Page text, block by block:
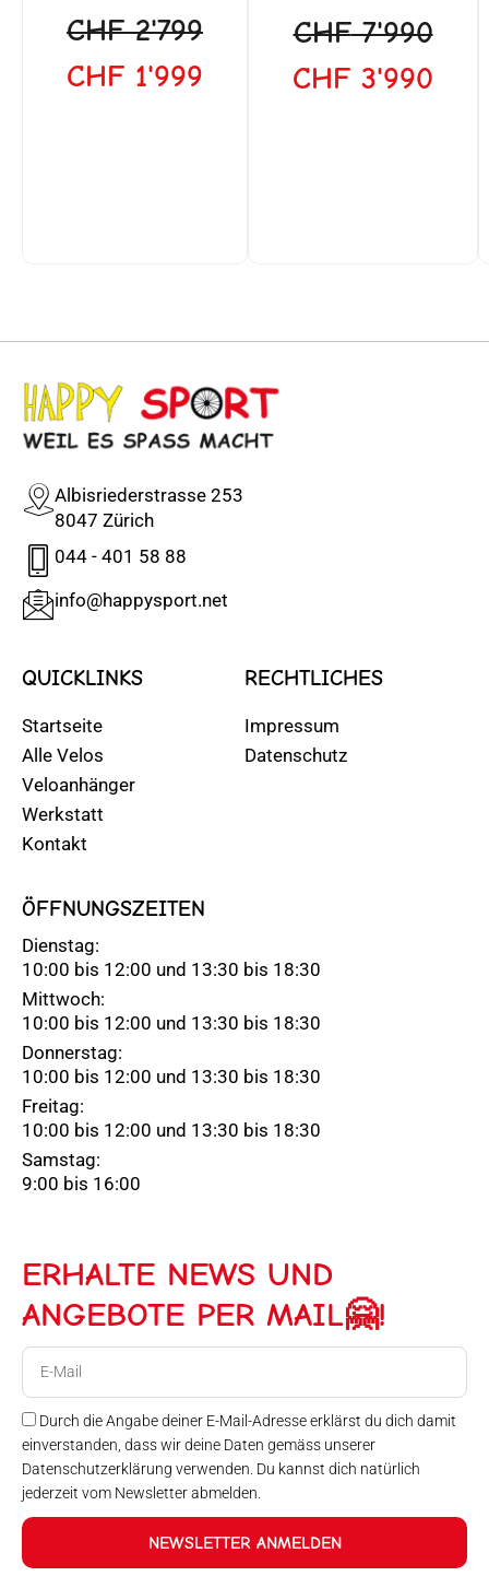
CHF2'799
CHF 1'999
CHF7'990
CHF 3'990
Albisriederstrasse 253
8047 Zürich
044 - 401 58 88
info@happysport.net
QUICKLINKS
Startseite
Alle Velos
Veloanhänger
Werkstatt
Kontakt
RECHTLICHES
Impressum
Datenschutz
ÖFFNUNGSZEITEN
Dienstag:
10:00 bis 12:00 und 13:30 bis 18:30
Mittwoch:
10:00 bis 12:00 und 13:30 bis 18:30
Donnerstag:
10:00 bis 12:00 und 13:30 bis 18:30
Freitag:
10:00 bis 12:00 und 13:30 bis 18:30
Samstag:
9:00 bis 16:00
ERHALTE NEWS UND
ANGEBOTE PER MAIL🤗!
Durch die Angabe deiner E-Mail-Adresse erklärst du dich damit
einverstanden, dass wir deine Daten gemäss unserer
Datenschutzerklärung verwenden. Du kannst dich natürlich
jederzeit vom Newsletter abmelden.
NEWSLETTER ANMELDEN